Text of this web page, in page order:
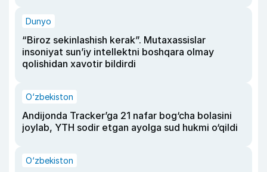
Dunyo
“Biroz sekinlashish kerak”. Mutaxassislar
insoniyat sun’iy intellektni boshqara olmay
qolishidan xavotir bildirdi
O‘zbekiston
Andijonda Tracker’ga 21 nafar bog‘cha bolasini
joylab, YTH sodir etgan ayolga sud hukmi o‘qildi
O‘zbekiston